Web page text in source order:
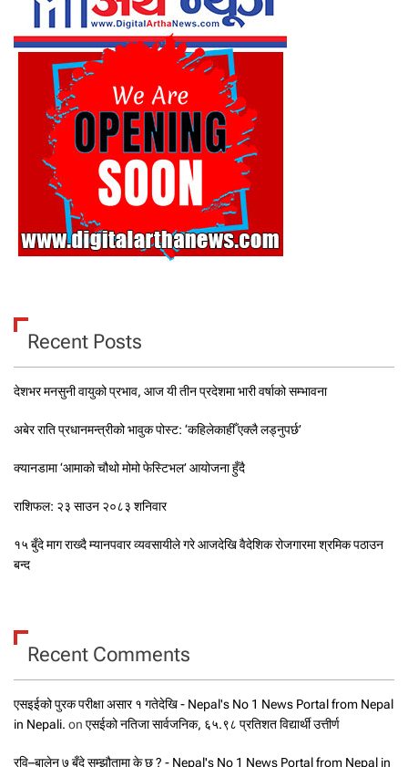
Recent Posts
देशभर मनसुनी वायुको प्रभाव, आज यी तीन प्रदेशमा भारी वर्षाको सम्भावना
अबेर राति प्रधानमन्त्रीको भावुक पोस्ट: ‘कहिलेकाहीँ एक्लै लड्नुपर्छ’
क्यानडामा ‘आमाको चौथो मोमो फेस्टिभल’ आयोजना हुँदै
राशिफल: २३ साउन २०८३ शनिवार
१५ बुँदे माग राख्दै म्यानपवार व्यवसायीले गरे आजदेखि वैदेशिक रोजगारमा श्रमिक पठाउन
बन्द
Recent Comments
एसइईको पुरक परीक्षा असार १ गतेदेखि - Nepal's No 1 News Portal from Nepal
in Nepali. on एसईको नतिजा सार्वजनिक, ६५.९८ प्रतिशत विद्यार्थी उत्तीर्ण
रवि–बालेन ७ बुँदे सम्झौतामा के छ ? - Nepal's No 1 News Portal from Nepal in